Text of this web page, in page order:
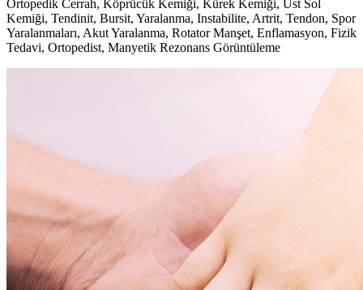
Ortopedik Cerrah, Köprücük Kemiği, Kürek Kemiği, Üst Sol
Kemiği, Tendinit, Bursit, Yaralanma, Instabilite, Artrit, Tendon, Spor
Yaralanmaları, Akut Yaralanma, Rotator Manşet, Enflamasyon, Fizik
Tedavi, Ortopedist, Manyetik Rezonans Görüntüleme